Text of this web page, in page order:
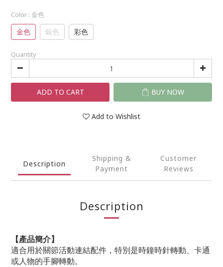
Color : 金色
金色 銀色 彩色
Quantity
ADD TO CART BUY NOW
Add to Wishlist
Description
Shipping &
Payment
Customer
Reviews
Description
【產品簡介】
適合用於關節活動連結配件，特別是時鐘時針轉動、卡通
或人物的手腳轉動。